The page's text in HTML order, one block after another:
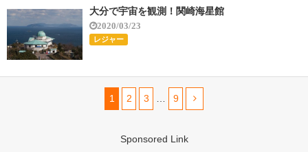
大分で宇宙を観測！関崎海星館
2020/03/23
レジャー
1 2 3 9
Sponsored Link